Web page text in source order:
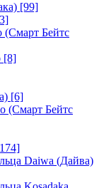
[99]
(Смарт Бейтс
[8]
[6]
(Смарт Бейтс
Daiwa (Дайва)